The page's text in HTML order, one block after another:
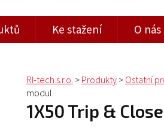
Ke stažení O nás
RI-tech s.r.o. > Produkty > Ostatní
modul
1X50 Trip &